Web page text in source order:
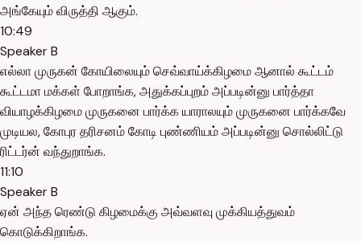
அங்கேயும் விருத்தி ஆகும்.
10:49
Speaker B
எல்லா முருகன் கோயிலையும் செவ்வாய்க்கிழமை ஆனால் கூட்டம்
கூட்டமா மக்கள் போறாங்க, அதுக்கப்புறம் அப்படின்னு பார்த்தா
வியாழக்கிழமை முருகனை பார்க்க யாராலயும் முருகனை பார்க்கவே
முடியல, கோபுர தரிசனம் கோடி புண்ணியம் அப்படின்னு சொல்லிட்டு
ரிட்டர்ன் வந்துறாங்க.
11:10
Speaker B
ஏன் அந்த ரெண்டு கிழமைக்கு அவ்வளவு முக்கியத்துவம்
கொடுக்கிறாங்க.